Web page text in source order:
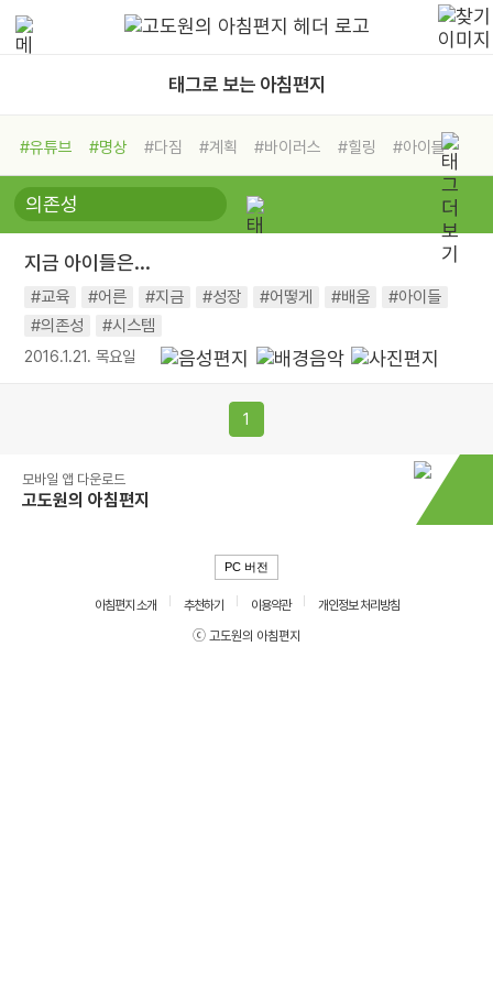
태그로 보는 아침편지
#유튜브 #명상 #다짐 #계획 #바이러스 #힐링
#아이들
#비전캠프
#독서캠프 #삶
#희망
#나눔 #친구 #링컨학교
#독서
#건강 #면역력
지금 아이들은...
#교육 #어른 #지금 #성장 #어떻게 #배움
#아이들
#의존성
#시스템
2016.1.21. 목요일
1
모바일 앱 다운로드
고도원의 아침편지
PC 버전
아침편지 소개 추천하기 이용약관
개인정보 처리방침
ⓒ 고도원의 아침편지